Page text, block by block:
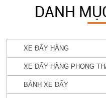
DANH
XE ĐẨY HÀNG
XE ĐẨY HÀNG PHONG
BÁNH XE ĐẨY